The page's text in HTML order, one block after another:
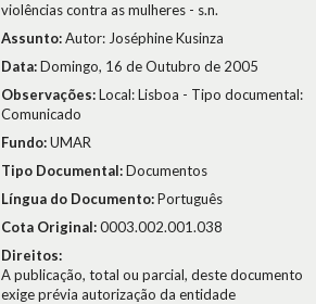
violências contra as mulheres - s.n.
Assunto:Autor: Joséphine Kusinza
Data:Domingo, 16 de Outubro de 2005
Observações:Local: Lisboa - Tipo documental:
Comunicado
Fundo:UMAR
Tipo Documental:Documentos
Língua do Documento:Português
Cota Original:0003.002.001.038
Direitos:
A publicação, total ou parcial, deste documento
exige prévia autorização da entidade